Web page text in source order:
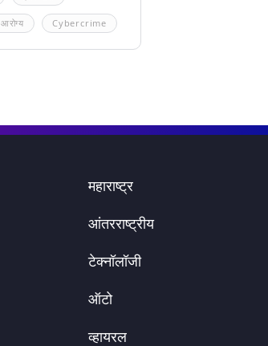
आरोग्य Cybercrime
महाराष्ट्र
आंतरराष्ट्रीय
टेक्नॉलॉजी
ऑटो
व्हायरल